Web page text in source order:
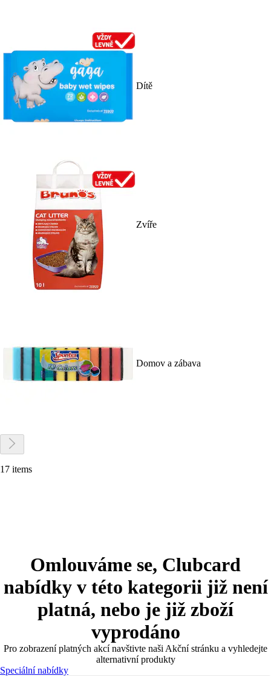
Dítě
Zvíře
Domov a zábava
17 items
Omlouváme se, Clubcard
nabídky v této kategorii již není
platná, nebo je již zboží
vyprodáno
Pro zobrazení platných akcí navštivte naši Akční stránku a vyhledejte
alternativní produkty
Speciální nabídky